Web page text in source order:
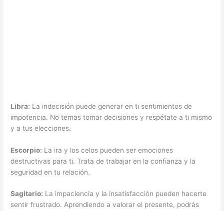
Libra: La indecisión puede generar en ti sentimientos de
impotencia. No temas tomar decisiones y respétate a ti mismo
y a tus elecciones.
Escorpio: La ira y los celos pueden ser emociones
destructivas para ti. Trata de trabajar en la confianza y la
seguridad en tu relación.
Sagitario: La impaciencia y la insatisfacción pueden hacerte
sentir frustrado. Aprendiendo a valorar el presente, podrás